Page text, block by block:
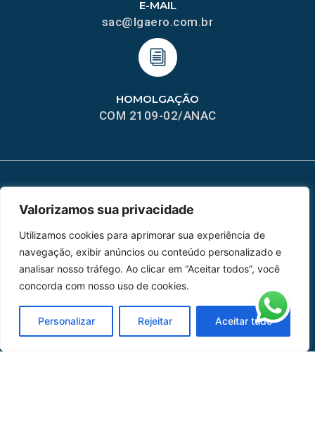
Valorizamos sua privacidade
Utilizamos cookies para aprimorar sua experiência de
navegação, exibir anúncios ou conteúdo personalizado e
analisar nosso tráfego. Ao clicar em “Aceitar todos”, você
concorda com nosso uso de cookies.
Personalizar Rejeitar Aceitar tudo
HOMOLGAÇÃO
COM 2109-02/ANAC
E-MAIL
sac@lgaero.com.br
Peças
Catálogo de Aplicações
Oficina de Mangueiras